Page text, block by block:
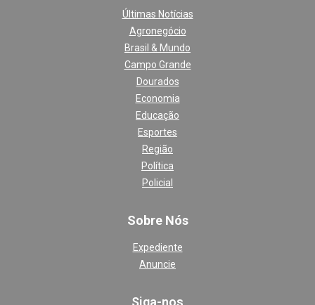
Últimas Notícias
Agronegócio
Brasil & Mundo
Campo Grande
Dourados
Economia
Educação
Esportes
Região
Política
Policial
Sobre Nós
Expediente
Anuncie
Siga-nos